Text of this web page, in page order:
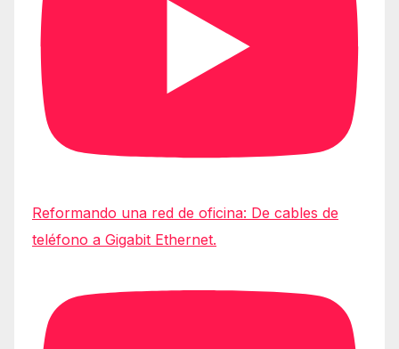
Reformando una red de oficina: De cables de
teléfono a Gigabit Ethernet.